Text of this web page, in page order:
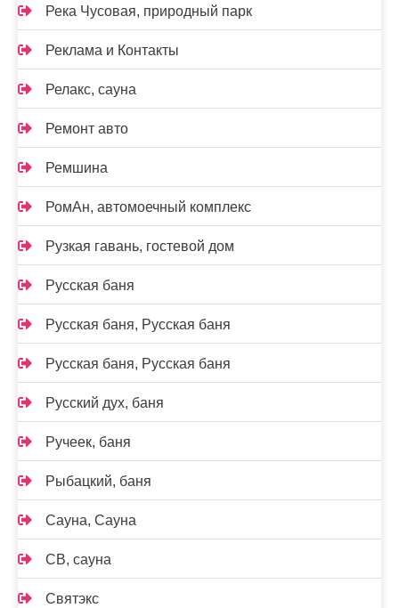
Река Чусовая, природный парк
Реклама и Контакты
Релакс, сауна
Ремонт авто
Ремшина
РомАн, автомоечный комплекс
Рузкая гавань, гостевой дом
Русская баня
Русская баня, Русская баня
Русская баня, Русская баня
Русский дух, баня
Ручеек, баня
Рыбацкий, баня
Сауна, Сауна
СВ, сауна
Святэкс